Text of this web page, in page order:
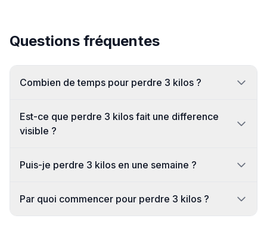
Questions fréquentes
Combien de temps pour perdre 3 kilos ?
Est-ce que perdre 3 kilos fait une difference
visible ?
Puis-je perdre 3 kilos en une semaine ?
Par quoi commencer pour perdre 3 kilos ?